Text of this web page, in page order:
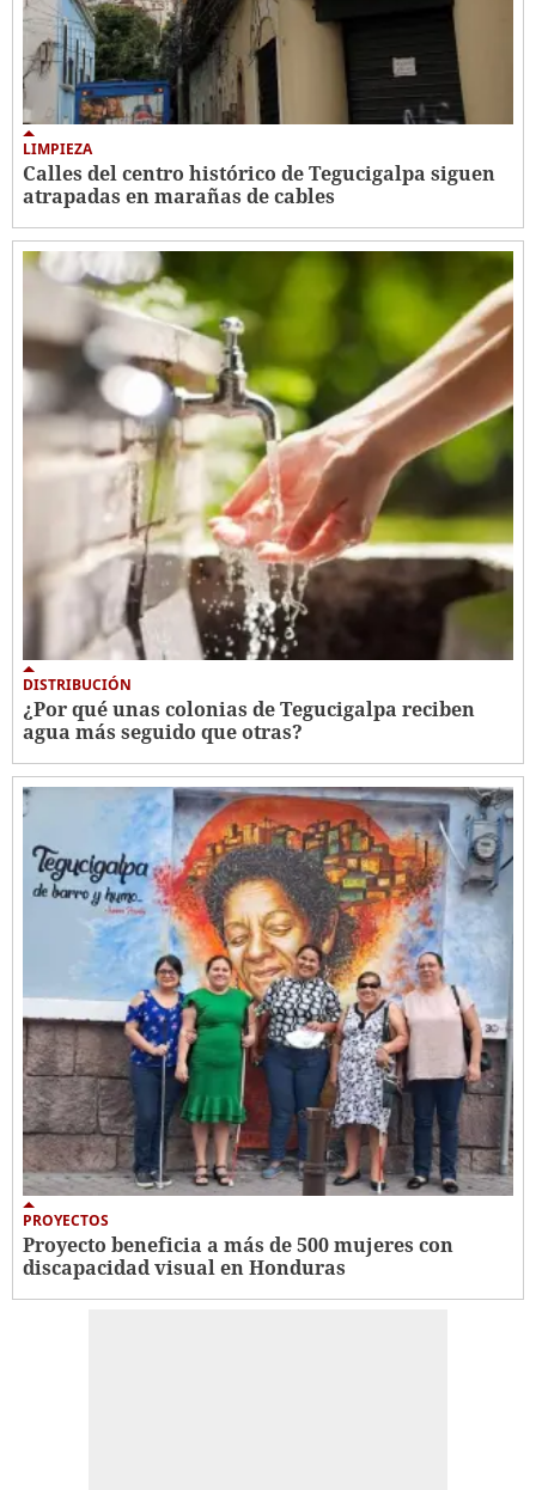
LIMPIEZA
Calles del centro histórico de Tegucigalpa siguen
atrapadas en marañas de cables
DISTRIBUCIÓN
¿Por qué unas colonias de Tegucigalpa reciben
agua más seguido que otras?
PROYECTOS
Proyecto beneficia a más de 500 mujeres con
discapacidad visual en Honduras